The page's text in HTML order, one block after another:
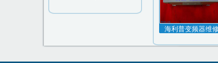
海利普变频器维